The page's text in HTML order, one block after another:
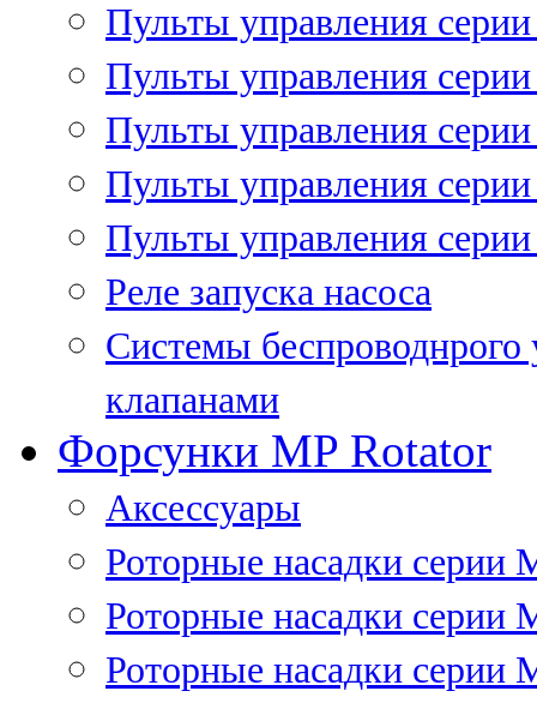
Пульты управления
Пульты управления
Пульты управления
Пульты управления
Пульты управления
Реле запуска насоса
Системы
клапанами
Форсунки MP Rotator
Аксессуары
Роторные насадки серии
Роторные насадки серии
Роторные насадки серии